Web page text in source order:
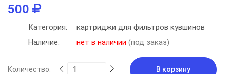
500
Категория:
картриджи для фильтров кувшинов
Наличие:
нет в наличии (под заказ)
Количество: В корзину